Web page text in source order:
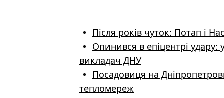
Після років чуток: Потап і
Опинився в епіцентрі удару:
викладач ДНУ
Посадовиця на
тепломереж